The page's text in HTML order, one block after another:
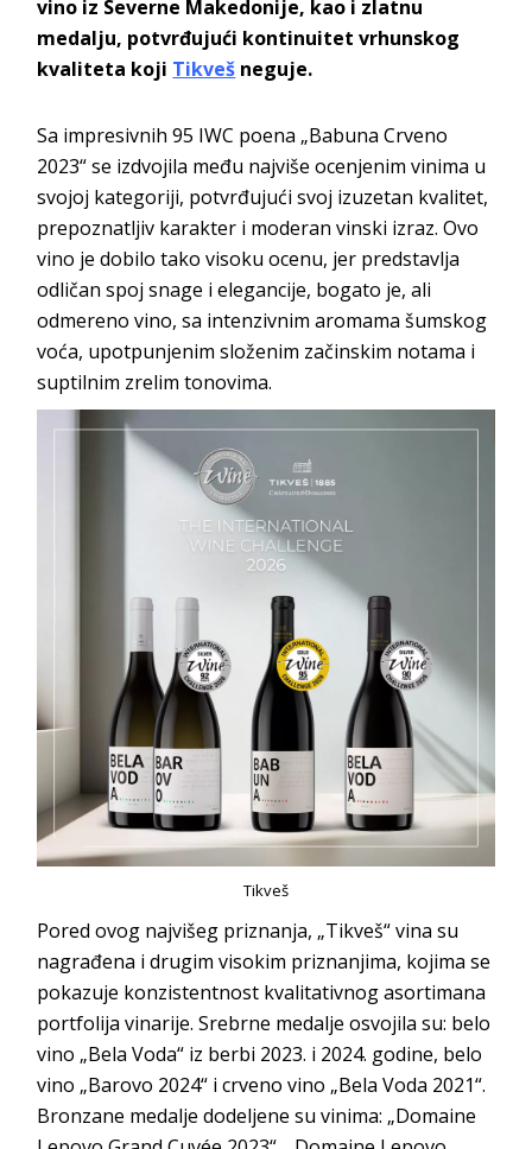
vino iz Severne Makedonije, kao i zlatnu
medalju, potvrđujući kontinuitet vrhunskog
kvaliteta koji Tikveš neguje.
Sa impresivnih 95 IWC poena „Babuna Crveno
2023“ se izdvojila među najviše ocenjenim vinima u
svojoj kategoriji, potvrđujući svoj izuzetan kvalitet,
prepoznatljiv karakter i moderan vinski izraz. Ovo
vino je dobilo tako visoku ocenu, jer predstavlja
odličan spoj snage i elegancije, bogato je, ali
odmereno vino, sa intenzivnim aromama šumskog
voća, upotpunjenim složenim začinskim notama i
suptilnim zrelim tonovima.
Tikveš
Pored ovog najvišeg priznanja, „Tikveš“ vina su
nagrađena i drugim visokim priznanjima, kojima se
pokazuje konzistentnost kvalitativnog asortimana
portfolija vinarije. Srebrne medalje osvojila su: belo
vino „Bela Voda“ iz berbi 2023. i 2024. godine, belo
vino „Barovo 2024“ i crveno vino „Bela Voda 2021“.
Bronzane medalje dodeljene su vinima: „Domaine